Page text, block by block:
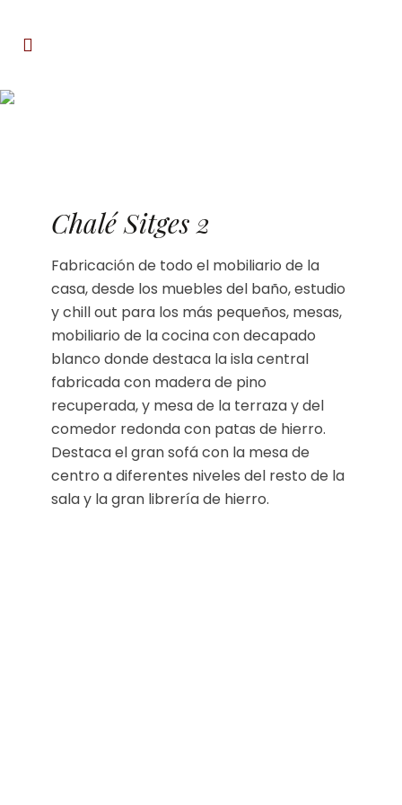
Chalé Sitges 2
Fabricación de todo el mobiliario de la
casa, desde los muebles del baño, estudio
y chill out para los más pequeños, mesas,
mobiliario de la cocina con decapado
blanco donde destaca la isla central
fabricada con madera de pino
recuperada, y mesa de la terraza y del
comedor redonda con patas de hierro.
Destaca el gran sofá con la mesa de
centro a diferentes niveles del resto de la
sala y la gran librería de hierro.